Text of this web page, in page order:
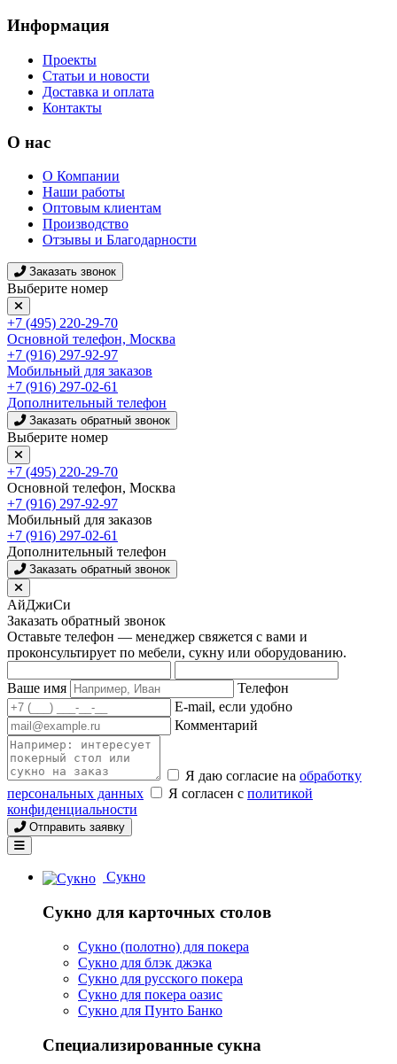
Информация
Проекты
Статьи и новости
Доставка и оплата
Контакты
О нас
О Компании
Наши работы
Оптовым клиентам
Производство
Отзывы и Благодарности
Заказать звонок
Выберите номер
+7 (495) 220-29-70
Основной телефон, Москва
+7 (916) 297-92-97
Мобильный для заказов
+7 (916) 297-02-61
Дополнительный телефон
Заказать обратный звонок
Выберите номер
+7 (495) 220-29-70
Основной телефон, Москва
+7 (916) 297-92-97
Мобильный для заказов
+7 (916) 297-02-61
Дополнительный телефон
Заказать обратный звонок
АйДжиСи
Заказать обратный звонок
Оставьте телефон — менеджер свяжется с вами и
проконсультирует по мебели, сукну или оборудованию.
Ваше имя
Телефон
E-mail, если удобно
Комментарий
Я даю согласие на обработку
персональных данных
Я согласен с политикой
конфиденциальности
Отправить заявку
Сукно
Сукно для карточных столов
Сукно (полотно) для покера
Сукно для блэк джэка
Сукно для русского покера
Сукно для покера оазис
Сукно для Пунто Банко
Специализированные сукна